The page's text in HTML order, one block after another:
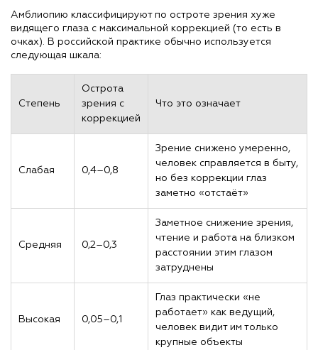
Амблиопию классифицируют по остроте зрения хуже
видящего глаза с максимальной коррекцией (то есть в
очках). В российской практике обычно используется
следующая шкала:
Степень
Острота
зрения с
коррекцией
Что это означает
Слабая 0,4–0,8
Зрение снижено умеренно,
человек справляется в быту,
но без коррекции глаз
заметно «отстаёт»
Средняя 0,2–0,3
Заметное снижение зрения,
чтение и работа на близком
расстоянии этим глазом
затруднены
Высокая 0,05–0,1
Глаз практически «не
работает» как ведущий,
человек видит им только
крупные объекты